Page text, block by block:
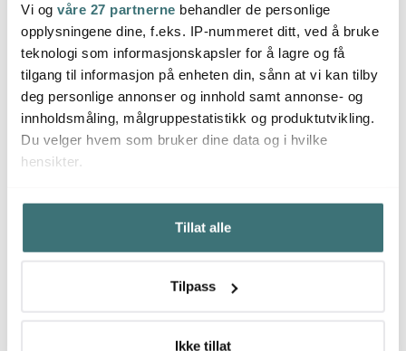
Vi og våre 27 partnerne behandler de personlige
opplysningene dine, f.eks. IP-nummeret ditt, ved å bruke
teknologi som informasjonskapsler for å lagre og få
tilgang til informasjon på enheten din, sånn at vi kan tilby
deg personlige annonser og innhold samt annonse- og
innholdsmåling, målgruppestatistikk og produktutvikling.
Du velger hvem som bruker dine data og i hvilke
hensikter.
Hvis du gir oss lov, vil vi også gjerne:
Innhente informasjon om den geografiske
beliggenheten din, som kan være nøyaktig innenfor
Identifisere enheten din ved å aktivt skanne den for
kan du lese om hvordan dine personlige
Tillat alle
Tilpass
Ikke tillat
Satake
Kuro burgerpresse
smashjern 14 cm
brun/rustfri
699 kr
Få på lager
Satake
Kuro matkuppel/cloche
16,7 cm brun/rustfri
699 kr
På lager
Du kanskje også liker